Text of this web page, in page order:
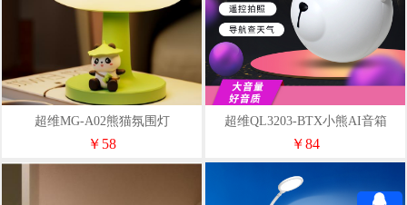
超维MG-A02熊猫氛围灯
￥58
超维QL3203-BTX小熊AI音箱
￥84